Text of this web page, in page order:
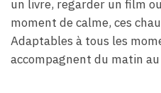
un livre, regarder un film
moment de calme, ces
Adaptables à tous les
accompagnent du matin au